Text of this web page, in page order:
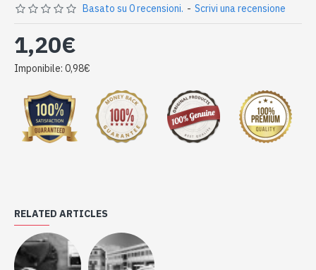
Basato su 0 recensioni. - Scrivi una recensione
1,20€
Imponibile: 0,98€
RELATED ARTICLES